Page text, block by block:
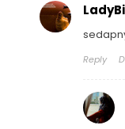
Reply